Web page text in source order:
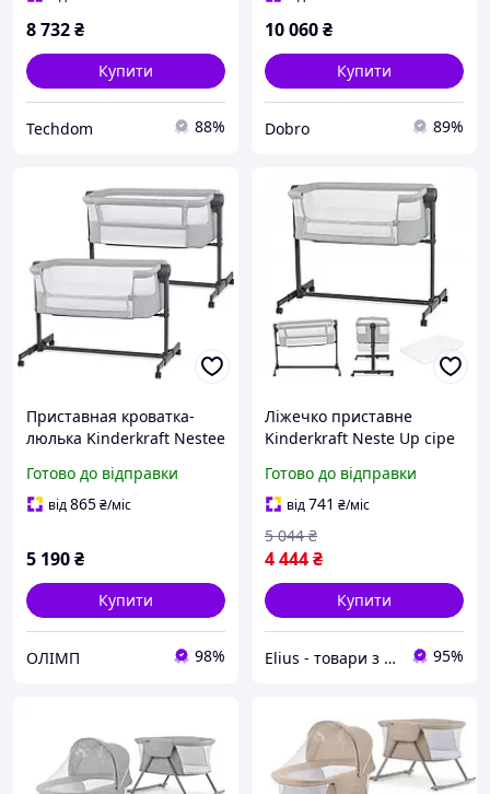
8 732₴
Купити
Techdom 88%
10 060₴
Купити
Dobro 89%
Приставная кроватка-
люлька Kinderkraft Nestee
(KLNEE002LGR0000)
Готово до відправки
від865₴/міс
5 190₴
Купити
ОЛІМП 98%
Ліжечко приставне
Kinderkraft Neste Up сіре
Готово до відправки
від741 ₴/міс
4 444₴
5 044 ₴
Купити
Elius - товари з Європи 95%